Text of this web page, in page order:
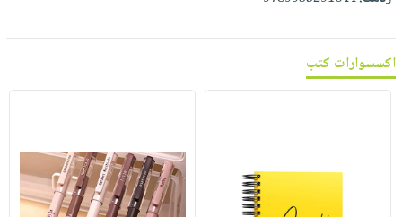
اكسسوارات كتب